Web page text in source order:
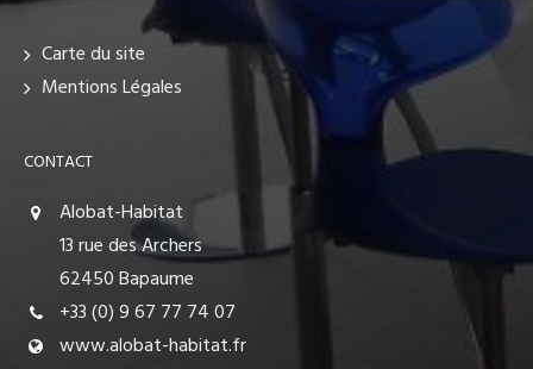
Carte du site
Mentions Légales
CONTACT
Alobat-Habitat
13 rue des Archers
62450 Bapaume
+33 (0) 9 67 77 74 07
www.alobat-habitat.fr